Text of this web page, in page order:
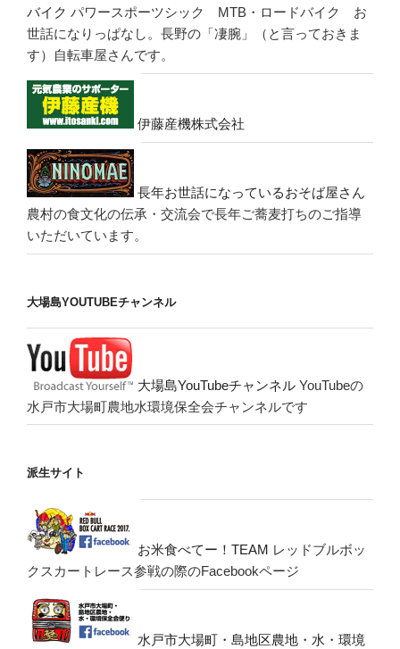
バイク パワースポーツシック MTB・ロードバイク お
世話になりっぱなし。長野の「凄腕」（と言っておきま
す）自転車屋さんです。
伊藤産機株式会社
長年お世話になっているおそば屋さん
農村の食文化の伝承・交流会で長年ご蕎麦打ちのご指導
いただいています。
大場島YOUTUBEチャンネル
大場島YouTubeチャンネル YouTubeの
水戸市大場町農地水環境保全会チャンネルです
派生サイト
お米食べてー！TEAM レッドブルボッ
クスカートレース参戦の際のFacebookページ
水戸市大場町・島地区農地・水・環境